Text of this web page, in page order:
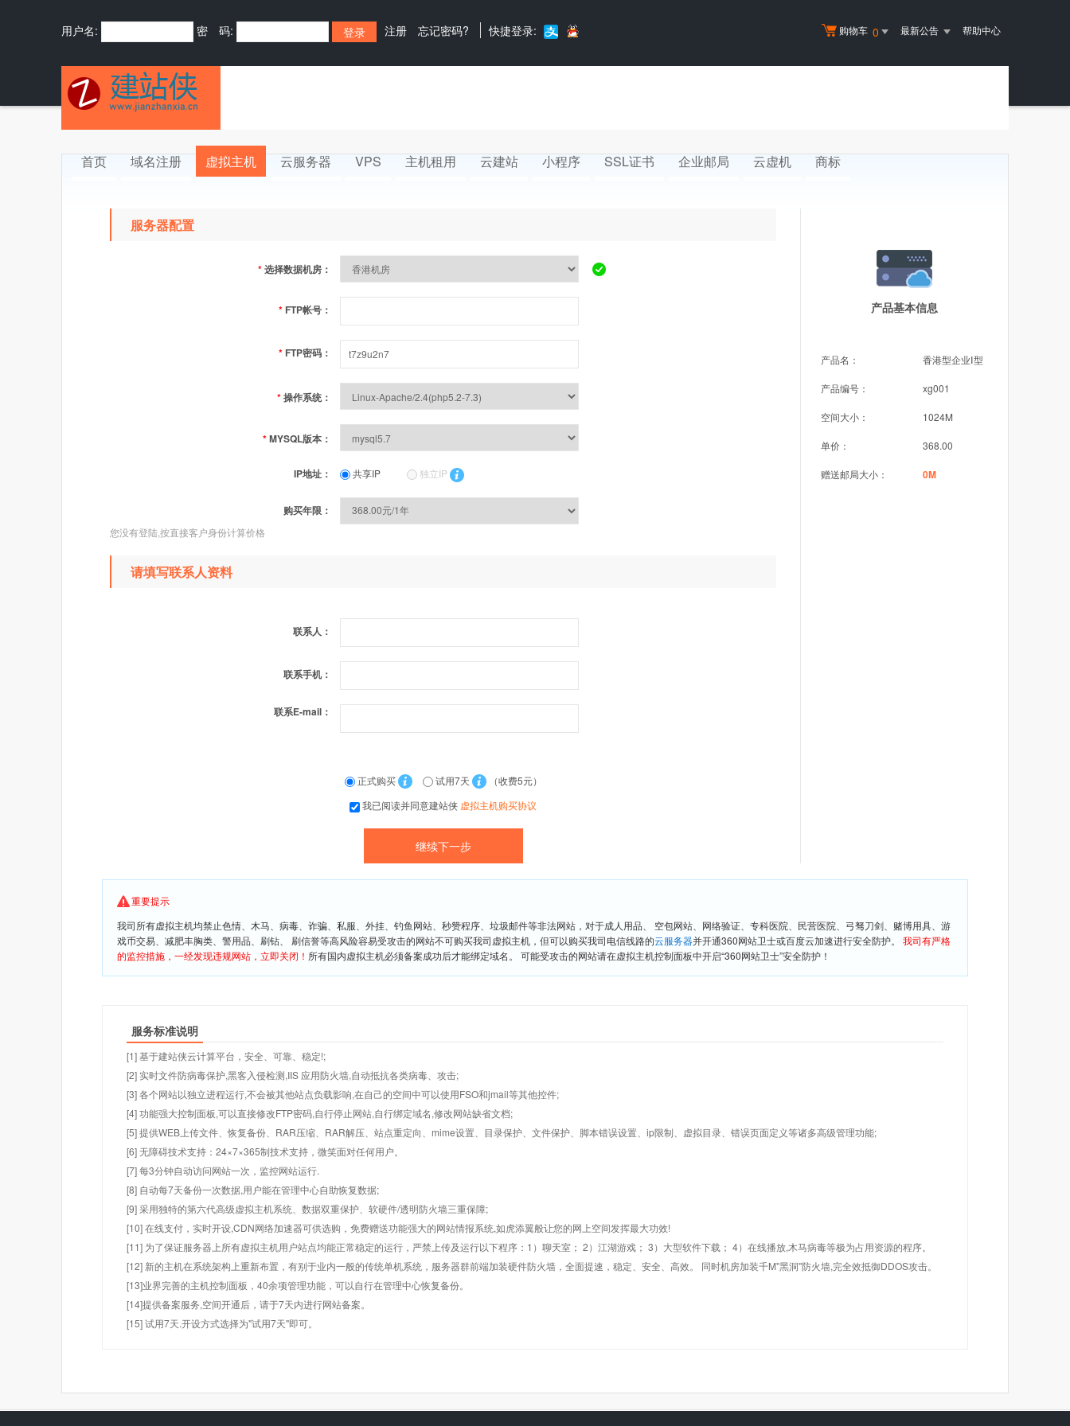
购物车 0 最新公告 帮助中心
用户名: 密 码: 注册 忘记密码? 快捷登录:
首页 域名注册 虚拟主机 云服务器 VPS 主机租用 云建站 小程序 SSL证书 企业邮局 云虚机 商标
产品基本信息
产品名： 香港型企业Ⅰ型
产品编号： xg001
空间大小： 1024M
单价： 368.00
赠送邮局大小： 0M
服务器配置
*选择数据机房：
* FTP帐号：
* FTP密码：
*操作系统：
*MYSQL版本：
IP地址： 共享IP 独立IP
购买年限：
您没有登陆,按直接客户身份计算价格
请填写联系人资料
联系人：
联系手机：
联系E-mail：
正式购买 试用7天
（收费5元）
我已阅读并同意建站侠 虚拟主机购买协议
重要提示
我司所有虚拟主机均禁止色情、木马、病毒、诈骗、私服、外挂、钓鱼网站、秒赞程序、垃圾邮件等非法网站，对于成人用品、 空包网站、网络验证、专科医院、民营医院、弓驽刀剑、赌博用具、游
戏币交易、减肥丰胸类、警用品、刷钻、 刷信誉等高风险容易受攻击的网站不可购买我司虚拟主机，但可以购买我司电信线路的云服务器并开通360网站卫士或百度云加速进行安全防护。 我司有严格
的监控措施，一经发现违规网站，立即关闭！ 所有国内虚拟主机必须备案成功后才能绑定域名。 可能受攻击的网站请在虚拟主机控制面板中开启“360网站卫士”安全防护！
服务标准说明
[1] 基于建站侠云计算平台，安全、可靠、稳定!;
[2] 实时文件防病毒保护,黑客入侵检测,IIS 应用防火墙,自动抵抗各类病毒、攻击;
[3] 各个网站以独立进程运行,不会被其他站点负载影响,在自己的空间中可以使用FSO和jmail等其他控件;
[4] 功能强大控制面板,可以直接修改FTP密码,自行停止网站,自行绑定域名,修改网站缺省文档;
[5] 提供WEB上传文件、恢复备份、RAR压缩、RAR解压、站点重定向、mime设置、目录保护、文件保护、脚本错误设置、ip限制、虚拟目录、错误页面定义等诸多高级管理功能;
[6] 无障碍技术支持：24×7×365制技术支持，微笑面对任何用户。
[7] 每3分钟自动访问网站一次，监控网站运行.
[8] 自动每7天备份一次数据,用户能在管理中心自助恢复数据;
[9] 采用独特的第六代高级虚拟主机系统、数据双重保护、软硬件/透明防火墙三重保障;
[10] 在线支付，实时开设,CDN网络加速器可供选购，免费赠送功能强大的网站情报系统,如虎添翼般让您的网上空间发挥最大功效!
[11] 为了保证服务器上所有虚拟主机用户站点均能正常稳定的运行，严禁上传及运行以下程序：1）聊天室； 2）江湖游戏； 3）大型软件下载； 4）在线播放,木马病毒等极为占用资源的程序。
[12] 新的主机在系统架构上重新布置，有别于业内一般的传统单机系统，服务器群前端加装硬件防火墙，全面提速，稳定、安全、高效。 同时机房加装千M"黑洞"防火墙,完全效抵御DDOS攻击。
[13]业界完善的主机控制面板，40余项管理功能，可以自行在管理中心恢复备份。
[14]提供备案服务,空间开通后，请于7天内进行网站备案。
[15] 试用7天.开设方式选择为"试用7天"即可。